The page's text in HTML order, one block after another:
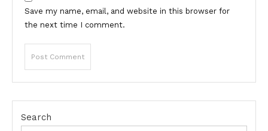
Save my name, email, and website in this browser for
the next time I comment.
Search